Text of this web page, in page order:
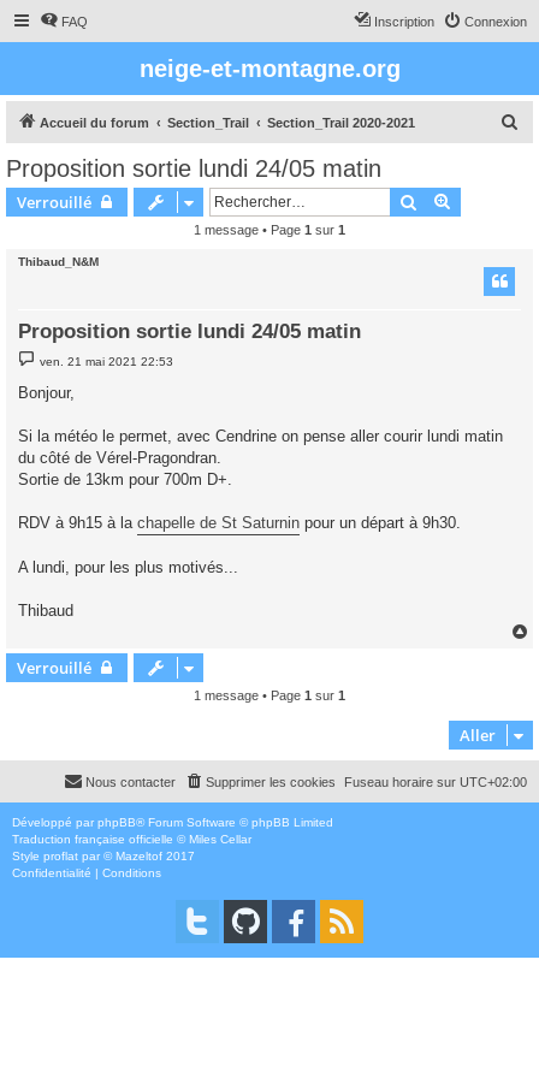
FAQ Connexion
Inscription
neige-et-montagne.org
Accueil du forum Section_Trail Section_Trail 2020-2021
Proposition sortie lundi 24/05 matin
Verrouillé Rechercher
1 message • Page 1 sur 1
Thibaud_N&M
Proposition sortie lundi 24/05 matin
e
s
g
e
ven. 21 mai 2021 22:53
Bonjour,
Si la météo le permet, avec Cendrine on pense aller courir lundi matin
du côté de Vérel-Pragondran.
Sortie de 13km pour 700m D+.
RDV à 9h15 à la chapelle de St Saturnin pour un départ à 9h30.
A lundi, pour les plus motivés...
Thibaud
Verrouillé
1 message • Page 1 sur 1
Aller
Fuseau horaire sur UTC+02:00
Supprimer les cookies
Nous contacter
Développé par phpBB® Forum Software © phpBB Limited
Traduction française officielle ©Miles Cellar
Style proflat par ©Mazeltof 2017
Confidentialité | Conditions